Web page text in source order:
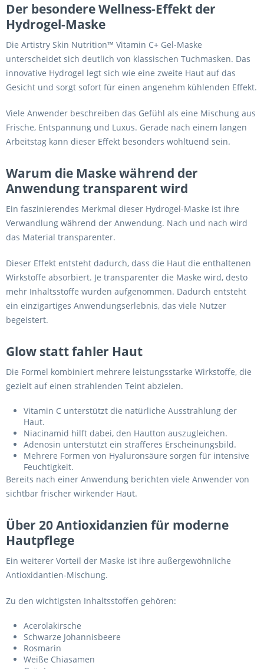
Der besondere Wellness-Effekt der
Hydrogel-Maske
Die Artistry Skin Nutrition™ Vitamin C+ Gel-Maske
unterscheidet sich deutlich von klassischen Tuchmasken. Das
innovative Hydrogel legt sich wie eine zweite Haut auf das
Gesicht und sorgt sofort für einen angenehm kühlenden Effekt.
Viele Anwender beschreiben das Gefühl als eine Mischung aus
Frische, Entspannung und Luxus. Gerade nach einem langen
Arbeitstag kann dieser Effekt besonders wohltuend sein.
Warum die Maske während der
Anwendung transparent wird
Ein faszinierendes Merkmal dieser Hydrogel-Maske ist ihre
Verwandlung während der Anwendung. Nach und nach wird
das Material transparenter.
Dieser Effekt entsteht dadurch, dass die Haut die enthaltenen
Wirkstoffe absorbiert. Je transparenter die Maske wird, desto
mehr Inhaltsstoffe wurden aufgenommen. Dadurch entsteht
ein einzigartiges Anwendungserlebnis, das viele Nutzer
begeistert.
Glow statt fahler Haut
Die Formel kombiniert mehrere leistungsstarke Wirkstoffe, die
gezielt auf einen strahlenden Teint abzielen.
Vitamin C unterstützt die natürliche Ausstrahlung der
Haut.
Niacinamid hilft dabei, den Hautton auszugleichen.
Adenosin unterstützt ein strafferes Erscheinungsbild.
Mehrere Formen von Hyaluronsäure sorgen für intensive
Feuchtigkeit.
Bereits nach einer Anwendung berichten viele Anwender von
sichtbar frischer wirkender Haut.
Über 20 Antioxidanzien für moderne
Hautpflege
Ein weiterer Vorteil der Maske ist ihre außergewöhnliche
Antioxidantien-Mischung.
Zu den wichtigsten Inhaltsstoffen gehören:
Acerolakirsche
Schwarze Johannisbeere
Rosmarin
Weiße Chiasamen